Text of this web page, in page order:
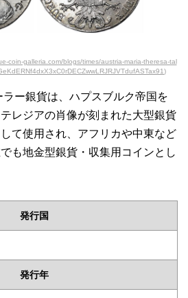
coin-galleria.com/blogs/times/austria-maria-theresa-tal
)
ー銀貨は、ハプスブルク帝国を
レジアの肖像が刻まれた大型銀貨
て使用され、アフリカや中東など
も地金型銀貨・収集用コインとし
発行国
発行年